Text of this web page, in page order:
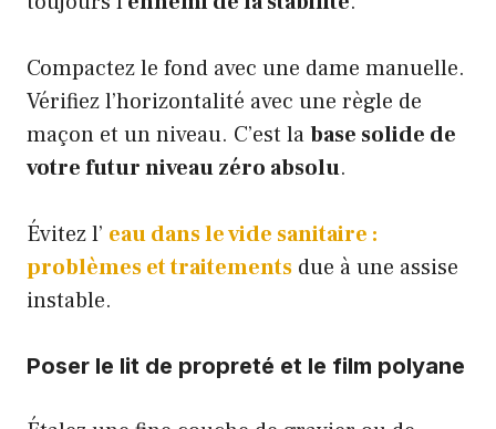
Compactez le fond avec une dame manuelle.
Vérifiez l’horizontalité avec une règle de
maçon et un niveau. C’est labase solide de
votre futur niveau zéro absolu.
Évitez l’ eau dans le vide sanitaire :
problèmes et traitements due à une assise
instable.
Poser le lit de propreté et le film polyane